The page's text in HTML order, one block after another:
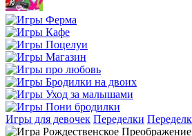
Игры для девочек Переделки